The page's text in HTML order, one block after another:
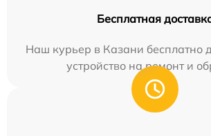
Бесплатная
Наш курьер в Казани бесплатно
устройство на ремонт и